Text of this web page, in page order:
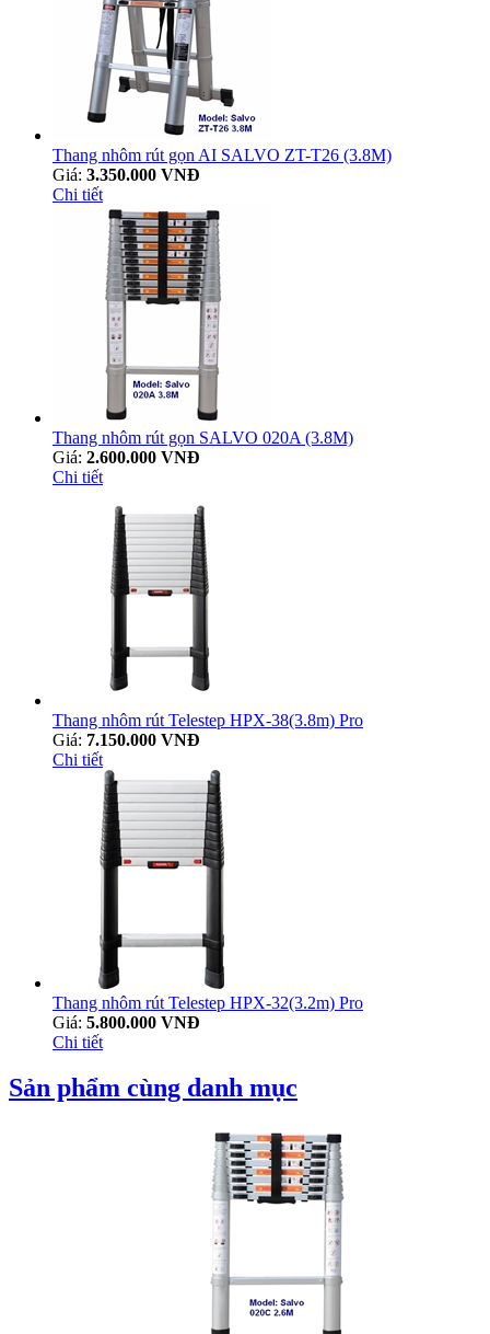
Thang nhôm rút gọn AI SALVO ZT-T26 (3.8M)
Giá: 3.350.000 VNĐ
Chi tiết
Thang nhôm rút gọn SALVO 020A (3.8M)
Giá: 2.600.000 VNĐ
Chi tiết
Thang nhôm rút Telestep HPX-38(3.8m) Pro
Giá: 7.150.000 VNĐ
Chi tiết
Thang nhôm rút Telestep HPX-32(3.2m) Pro
Giá: 5.800.000 VNĐ
Chi tiết
Sản phẩm cùng danh mục